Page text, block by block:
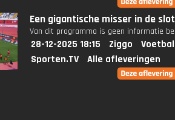
Een gigantische misser in de
Van dit programma is geen informatie
28-12-2025 18:15 Ziggo
Sporten.TV
Alle afleveringen